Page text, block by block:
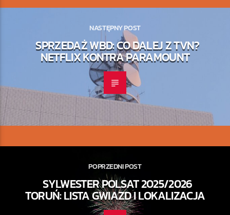
NASTĘPNY POST
SPRZEDAŻ WBD: CO DALEJ Z TVN?
NETFLIX KONTRA PARAMOUNT
POPRZEDNI POST
SYLWESTER POLSAT 2025/2026
TORUŃ: LISTA GWIAZD I LOKALIZACJA